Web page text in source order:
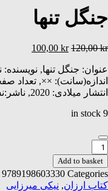
جنگل تنها
120,00kr
Original
was:
120,00 kr.
100,00 kr
is:
kr.
انتشار میلادی: 2020, ناشر:نشر کتاب ارزان, / Lonely forest/
9 in stock
جنگل
تنها
quantity
Add to basket
9789198603330 Categories:
کتاب ارزان, نیکی میرزایی